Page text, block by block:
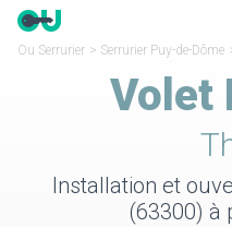
Ou Serrurier > Serrurier Puy-de-Dôme
Volet
Installation et
(63300) à